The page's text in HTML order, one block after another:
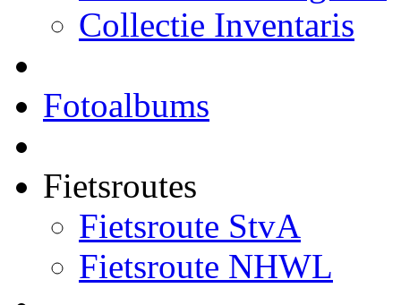
Collectie Inventaris
Fotoalbums
Fietsroutes
Fietsroute StvA
Fietsroute NHWL